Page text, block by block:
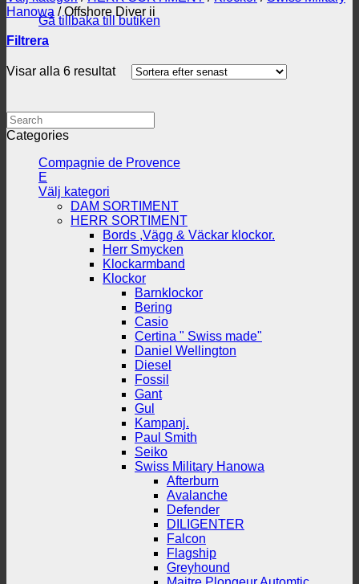
Gå tillbaka till butiken
Hanowa /Offshore Diver ii
Filtrera
Visar alla 6 resultatSortera
Search
Categories
Compagnie de Provence
E
Välj kategori
DAM SORTIMENT
HERR SORTIMENT
Bords ,Vägg & Väckar klockor.
Herr Smycken
Klockarmband
Klockor
Barnklockor
Bering
Casio
Certina " Swiss made"
Daniel Wellington
Diesel
Fossil
Gant
Gul
Kampanj.
Paul Smith
Seiko
Swiss Military Hanowa
Afterburn
Avalanche
Defender
DILIGENTER
Falcon
Flagship
Greyhound